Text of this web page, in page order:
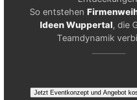
So entstehen
Ideen Wuppertal, die
Teamdynamik
Jetzt Eventkonzept und Angebot